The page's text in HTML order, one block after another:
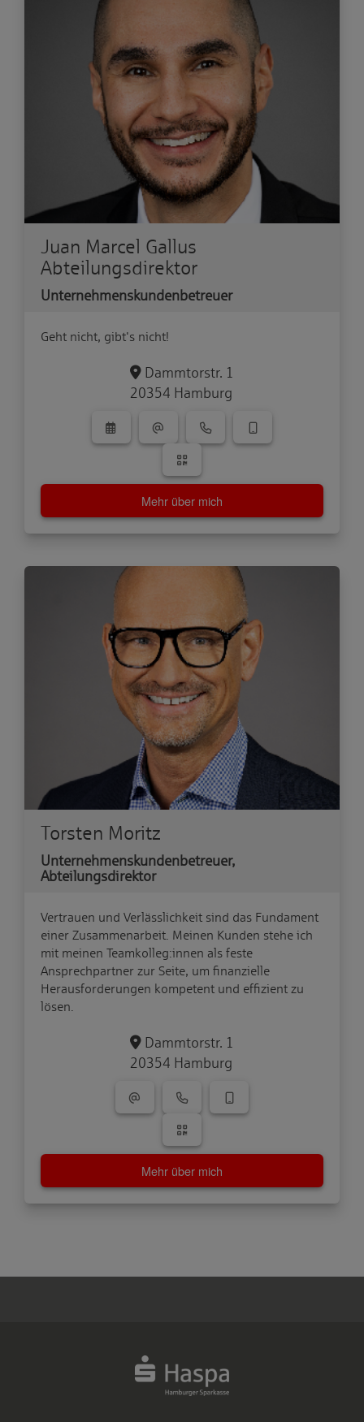
Juan Marcel Gallus
Abteilungsdirektor
Unternehmenskundenbetreuer
Geht nicht, gibt's nicht!
Dammtorstr. 1
20354 Hamburg
Mehr über mich
Torsten Moritz
Unternehmenskundenbetreuer,
Abteilungsdirektor
Vertrauen und Verlässlichkeit sind das Fundament
einer Zusammenarbeit. Meinen Kunden stehe ich
mit meinen Teamkolleg:innen als feste
Ansprechpartner zur Seite, um finanzielle
Herausforderungen kompetent und effizient zu
lösen.
Dammtorstr. 1
20354 Hamburg
Mehr über mich